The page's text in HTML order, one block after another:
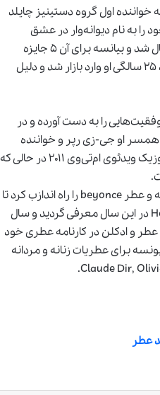
اول گروه دستینیز چایلد
را به نام دیوانه‌وار در عشق
(crazy in love) وارد بازار کرد. این آلبوم تبدیل به یکی از بزرگترین آلبوم‌های آن سال شد و بیانسه برای آن ۵ جایزه
گرمی به دست آورد. آلبوم دوم بیانسه به نام Birth day -روز تولد-همزمان با تولد ۲۵ سالگی او وارد بازار شد و دلیل
را به دست آورده و در
او جی-زی رپر و خواننده
هیپ پاپ مشهور است. آن‌ها سال ۲۰۰۸ ازدواج کردند. بیانسه در مراسم جوایز موزیک ویدئوی ام‌تی‌وی ۲۰۱۱ در حالی که
بيونسه با همکارب شرکت کوتب و چند متخصص عطر در سال 2010 برند بيونسه و عطر beyonce را راه اندازب کرد تا
مانند ساير خواننده وارد دنياب عطر وو ادکلن شود . اولين عطر بيونسه با نام Heat در اين سال معرفی گرديد و سال
موفقی را پشت سر گذاشت. برند beyonce در بازه زمانی 2010 تا 2016 دارای 13 عطر و ادکلن در کارنامه عطری خود
برای عطريات زنانه و مردانه
عطر